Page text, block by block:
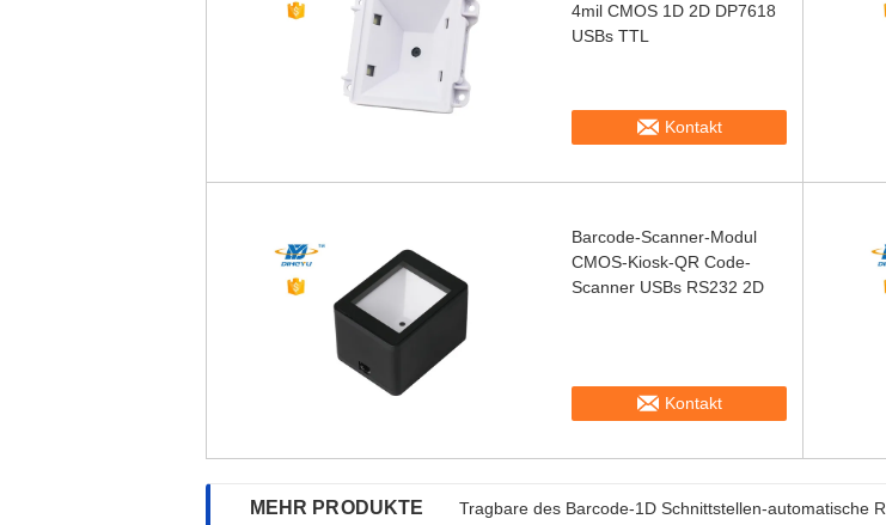
4mil CMOS 1D 2D DP7618
USBs TTL
Kontakt
Barcode-Scanner-Modul
CMOS-Kiosk-QR Code-
Scanner USBs RS232 2D
Kontakt
MEHR PRODUKTE Tragbare des Barcode-1D Schnittstellen-automatische
Zuverlässiger Embeded-Barcode-Scanner Modul,